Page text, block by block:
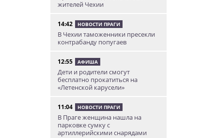
жителей Чехии
14:42 НОВОСТИ ПРАГИ
В Чехии таможенники пресекли
контрабанду попугаев
12:55 АФИША
Дети и родители смогут
бесплатно прокатиться на
«Летенской карусели»
11:04 НОВОСТИ ПРАГИ
В Праге женщина нашла на
парковке сумку с
артиллерийскими снарядами